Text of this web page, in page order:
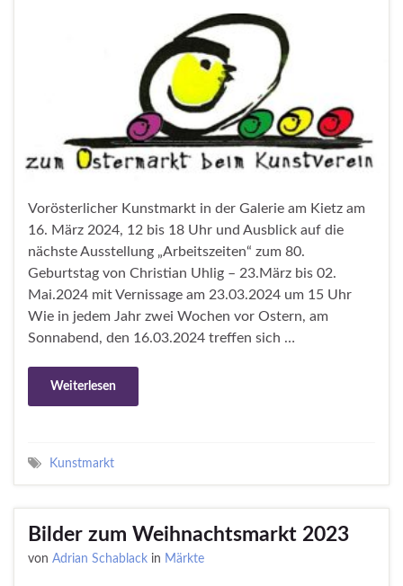
Vorösterlicher Kunstmarkt in der Galerie am Kietz am
16. März 2024, 12 bis 18 Uhr und Ausblick auf die
nächste Ausstellung „Arbeitszeiten“ zum 80.
Geburtstag von Christian Uhlig – 23.März bis 02.
Mai.2024 mit Vernissage am 23.03.2024 um 15 Uhr
Wie in jedem Jahr zwei Wochen vor Ostern, am
Sonnabend, den 16.03.2024 treffen sich …
Weiterlesen
Kunstmarkt
Bilder zum Weihnachtsmarkt 2023
von Adrian Schablack in Märkte